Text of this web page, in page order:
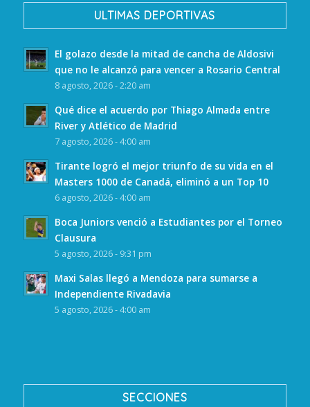
ULTIMAS DEPORTIVAS
El golazo desde la mitad de cancha de Aldosivi
que no le alcanzó para vencer a Rosario Central
8 agosto, 2026 - 2:20 am
Qué dice el acuerdo por Thiago Almada entre
River y Atlético de Madrid
7 agosto, 2026 - 4:00 am
Tirante logró el mejor triunfo de su vida en el
Masters 1000 de Canadá, eliminó a un Top 10
6 agosto, 2026 - 4:00 am
Boca Juniors venció a Estudiantes por el Torneo
Clausura
5 agosto, 2026 - 9:31 pm
Maxi Salas llegó a Mendoza para sumarse a
Independiente Rivadavia
5 agosto, 2026 - 4:00 am
SECCIONES